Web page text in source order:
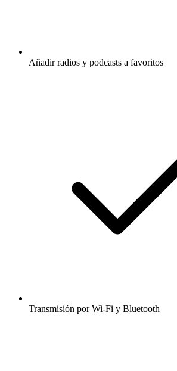
Añadir radios y podcasts a favoritos
Transmisión por Wi-Fi y Bluetooth